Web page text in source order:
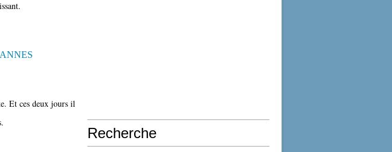
Et ces deux jours il
Recherche